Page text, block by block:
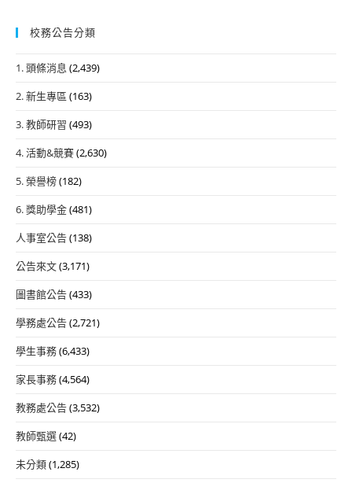
校務公告分類
1. 頭條消息 (2,439)
2. 新生專區 (163)
3. 教師研習 (493)
4. 活動&競賽(2,630)
5. 榮譽榜(182)
6. 獎助學金(481)
人事室公告(138)
公告來文(3,171)
圖書館公告(433)
學務處公告(2,721)
學生事務(6,433)
家長事務(4,564)
教務處公告(3,532)
教師甄選(42)
未分類(1,285)